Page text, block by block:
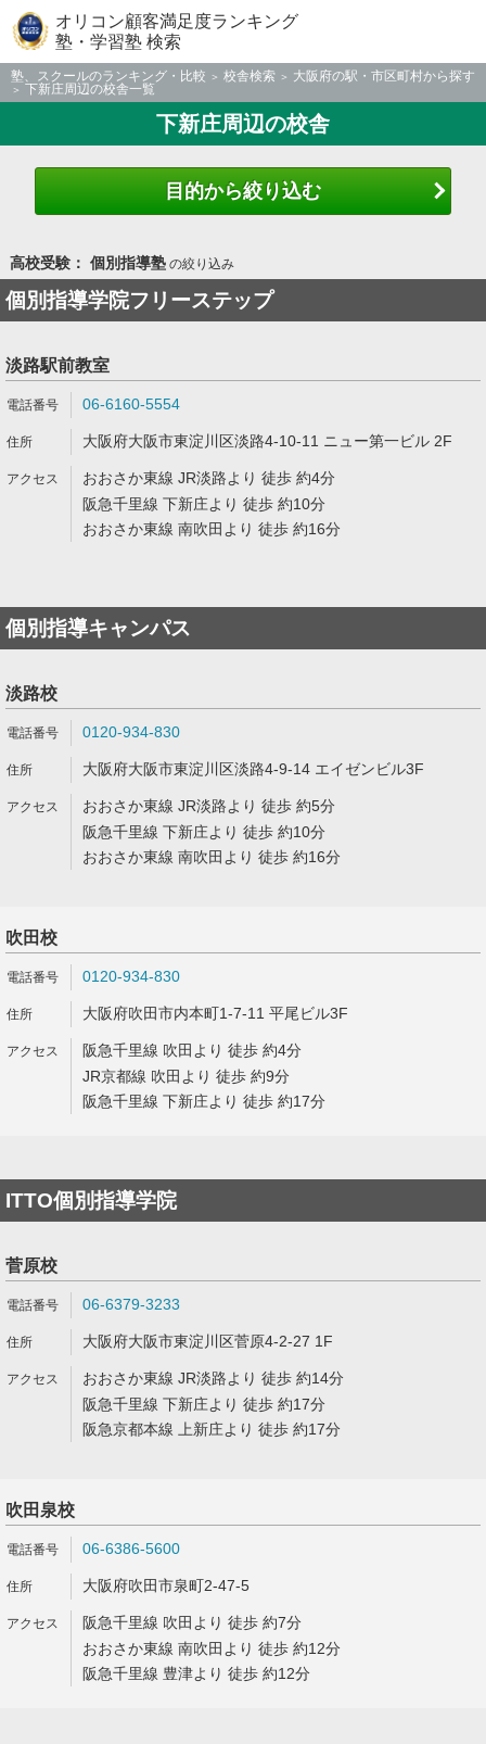
オリコン顧客満足度ランキング
塾・学習塾 検索
塾、スクールのランキング・比較 校舎検索
大阪府の駅・市区町村から探す
下新庄周辺の校舎一覧
下新庄周辺の校舎
目的から絞り込む
高校受験： 個別指導塾の絞り込み
個別指導学院フリーステップ
淡路駅前教室
06-6160-5554
大阪府大阪市東淀川区淡路4-10-11 ニュー第一ビル 2F
おおさか東線 JR淡路より 徒歩 約4分
阪急千里線 下新庄より 徒歩 約10分
おおさか東線 南吹田より 徒歩 約16分
個別指導キャンパス
淡路校
0120-934-830
大阪府大阪市東淀川区淡路4-9-14 エイゼンビル3F
おおさか東線 JR淡路より 徒歩 約5分
阪急千里線 下新庄より 徒歩 約10分
おおさか東線 南吹田より 徒歩 約16分
吹田校
0120-934-830
大阪府吹田市内本町1-7-11 平尾ビル3F
阪急千里線 吹田より 徒歩 約4分
JR京都線 吹田より 徒歩 約9分
阪急千里線 下新庄より 徒歩 約17分
ITTO個別指導学院
菅原校
06-6379-3233
大阪府大阪市東淀川区菅原4-2-27 1F
おおさか東線 JR淡路より 徒歩 約14分
阪急千里線 下新庄より 徒歩 約17分
阪急京都本線 上新庄より 徒歩 約17分
吹田泉校
06-6386-5600
大阪府吹田市泉町2-47-5
阪急千里線 吹田より 徒歩 約7分
おおさか東線 南吹田より 徒歩 約12分
阪急千里線 豊津より 徒歩 約12分